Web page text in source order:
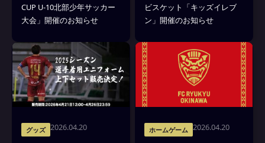
CUP U-10北部少年サッカー
大会」開催のお知らせ
ビスケット「キッズイレブ
ン」開催のお知らせ
グッズ 2026.04.20 ホームゲーム 2026.04.20